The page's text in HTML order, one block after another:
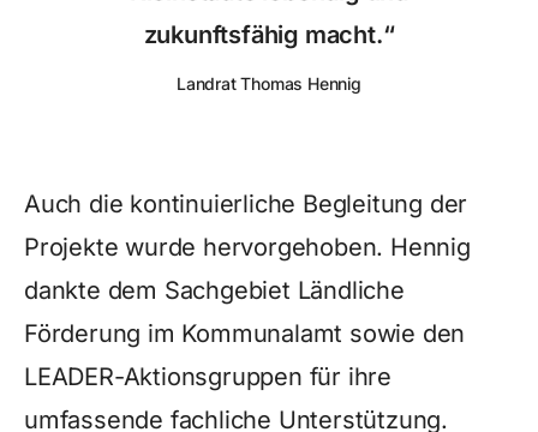
zukunftsfähig macht.“
Landrat Thomas Hennig
Auch die kontinuierliche Begleitung der
Projekte wurde hervorgehoben. Hennig
dankte dem Sachgebiet Ländliche
Förderung im Kommunalamt sowie den
LEADER-Aktionsgruppen für ihre
umfassende fachliche Unterstützung.